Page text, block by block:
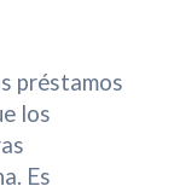
préstamos
los
Es